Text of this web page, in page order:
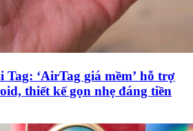
‘AirTag giá mềm’ hỗ trợ
thiết kế gọn nhẹ đáng tiền